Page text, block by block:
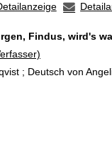
Findus, wird's
Verfasser
; Deutsch von